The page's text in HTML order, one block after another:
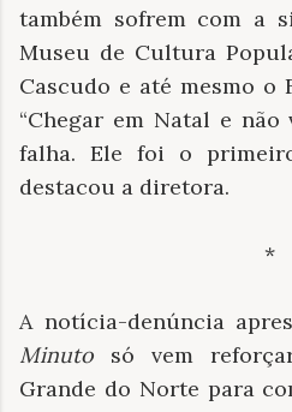
também sofrem com a
Museu de Cultura
Cascudo e até mesmo o
“Chegar em Natal e
falha. Ele foi o
destacou a diretora.
*
A notícia-denúncia
Minuto só vem
Grande do Norte para